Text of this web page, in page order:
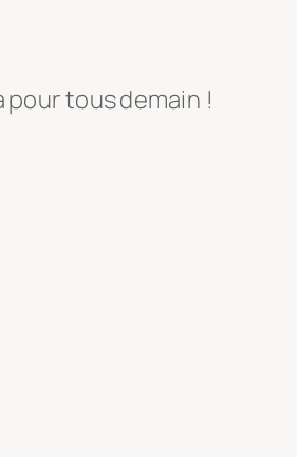
tous demain !